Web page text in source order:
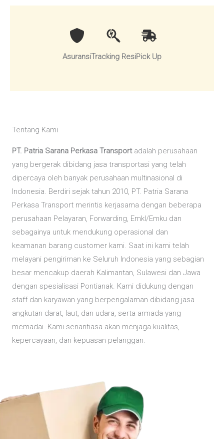
AsuransiTracking ResiPick Up
Tentang Kami
PT. Patria Sarana Perkasa Transportadalah perusahaan
yang bergerak dibidang jasa transportasi yang telah
dipercaya oleh banyak perusahaan multinasional di
Indonesia. Berdiri sejak tahun 2010, PT. Patria Sarana
Perkasa Transport merintis kerjasama dengan beberapa
perusahaan Pelayaran, Forwarding, Emkl/Emku dan
sebagainya untuk mendukung operasional dan
keamanan barang customer kami. Saat ini kami telah
melayani pengiriman ke Seluruh Indonesia yang sebagian
besar mencakup daerah Kalimantan, Sulawesi dan Jawa
dengan spesialisasi Pontianak. Kami didukung dengan
staff dan karyawan yang berpengalaman dibidang jasa
angkutan darat, laut, dan udara, serta armada yang
memadai. Kami senantiasa akan menjaga kualitas,
kepercayaan, dan kepuasan pelanggan.